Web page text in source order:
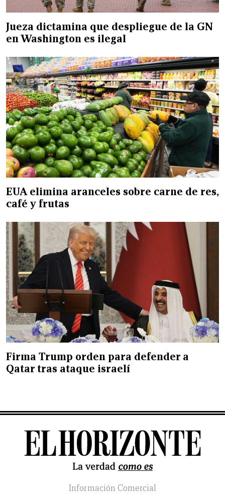
Jueza dictamina que despliegue de la GN
en Washington es ilegal
EUA elimina aranceles sobre carne de res,
café y frutas
Firma Trump orden para defender a
Qatar tras ataque israelí
Información Comercial